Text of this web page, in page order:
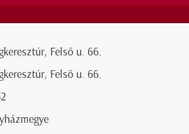
Felső u. 66.
Felső u. 66.